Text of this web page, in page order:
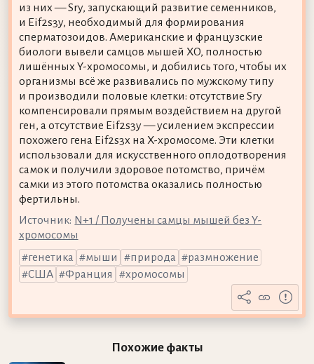
из них — Sry, запускающий развитие семенников,
и Eif2s3y, необходимый для формирования
сперматозоидов. Американские и французские
биологи вывели самцов мышей XO, полностью
лишённых Y-хромосомы, и добились того, чтобы их
организмы всё же развивались по мужскому типу
и производили половые клетки: отсутствие Sry
компенсировали прямым воздействием на другой
ген, а отсутствие Eif2s3y — усилением экспрессии
похожего гена Eif2s3x на X-хромосоме. Эти клетки
использовали для искусственного оплодотворения
самок и получили здоровое потомство, причём
самки из этого потомства оказались полностью
фертильны.
Источник: N+1 / Получены самцы мышей без Y-
хромосомы
генетика
мыши природа
размножение
США
Франция хромосомы
Похожие факты